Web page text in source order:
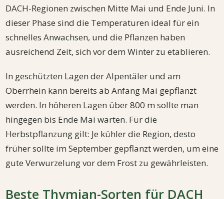
DACH-Regionen zwischen Mitte Mai und Ende Juni. In
dieser Phase sind die Temperaturen ideal für ein
schnelles Anwachsen, und die Pflanzen haben
ausreichend Zeit, sich vor dem Winter zu etablieren.
In geschützten Lagen der Alpentäler und am
Oberrhein kann bereits ab Anfang Mai gepflanzt
werden. In höheren Lagen über 800 m sollte man
hingegen bis Ende Mai warten. Für die
Herbstpflanzung gilt: Je kühler die Region, desto
früher sollte im September gepflanzt werden, um eine
gute Verwurzelung vor dem Frost zu gewährleisten.
Beste Thymian-Sorten für DACH